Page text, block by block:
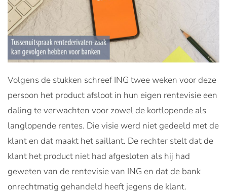
Volgens de stukken schreef ING twee weken voor deze
persoon het product afsloot in hun eigen rentevisie een
daling te verwachten voor zowel de kortlopende als
langlopende rentes. Die visie werd niet gedeeld met de
klant en dat maakt het saillant. De rechter stelt dat de
klant het product niet had afgesloten als hij had
geweten van de rentevisie van ING en dat de bank
onrechtmatig gehandeld heeft jegens de klant.